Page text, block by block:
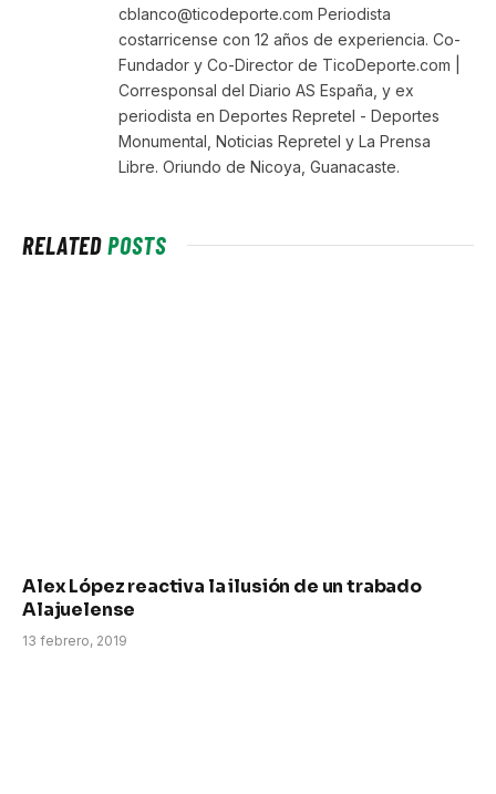
cblanco@ticodeporte.com Periodista
costarricense con 12 años de experiencia. Co-
Fundador y Co-Director de TicoDeporte.com |
Corresponsal del Diario AS España, y ex
periodista en Deportes Repretel - Deportes
Monumental, Noticias Repretel y La Prensa
Libre. Oriundo de Nicoya, Guanacaste.
RELATEDPOSTS
Alex López reactiva la ilusión de un trabado
Alajuelense
13 febrero, 2019